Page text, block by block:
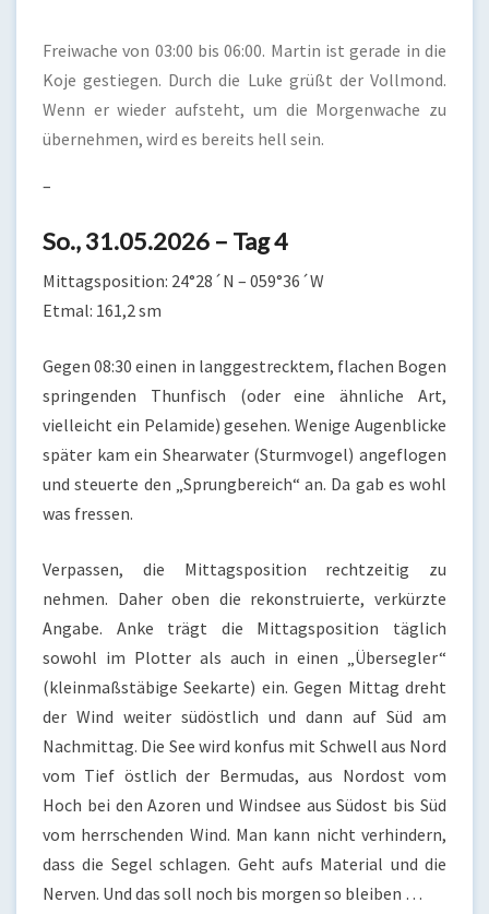
Freiwache von 03:00 bis 06:00. Martin ist gerade in die
Koje gestiegen. Durch die Luke grüßt der Vollmond.
Wenn er wieder aufsteht, um die Morgenwache zu
übernehmen, wird es bereits hell sein.
–
So., 31.05.2026 – Tag 4
Mittagsposition: 24°28´N – 059°36´W
Etmal: 161,2 sm
Gegen 08:30 einen in langgestrecktem, flachen Bogen
springenden Thunfisch (oder eine ähnliche Art,
vielleicht ein Pelamide) gesehen. Wenige Augenblicke
später kam ein Shearwater (Sturmvogel) angeflogen
und steuerte den „Sprungbereich“ an. Da gab es wohl
was fressen.
Verpassen, die Mittagsposition rechtzeitig zu
nehmen. Daher oben die rekonstruierte, verkürzte
Angabe. Anke trägt die Mittagsposition täglich
sowohl im Plotter als auch in einen „Übersegler“
(kleinmaßstäbige Seekarte) ein. Gegen Mittag dreht
der Wind weiter südöstlich und dann auf Süd am
Nachmittag. Die See wird konfus mit Schwell aus Nord
vom Tief östlich der Bermudas, aus Nordost vom
Hoch bei den Azoren und Windsee aus Südost bis Süd
vom herrschenden Wind. Man kann nicht verhindern,
dass die Segel schlagen. Geht aufs Material und die
Nerven. Und das soll noch bis morgen so bleiben …